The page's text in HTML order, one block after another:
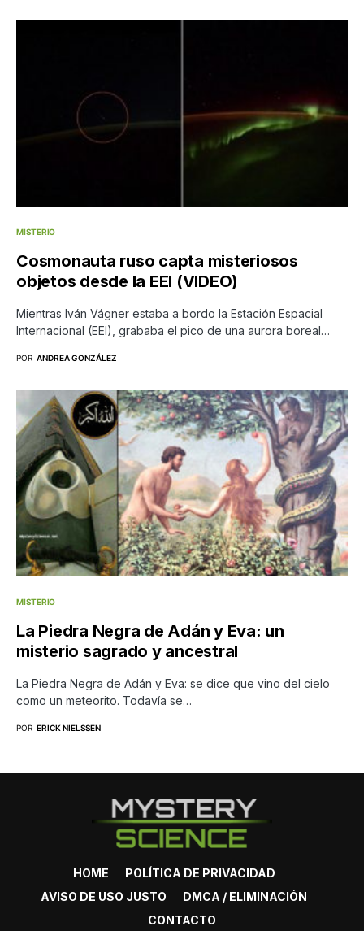
MISTERIO
Cosmonauta ruso capta misteriosos
objetos desde la EEI (VIDEO)
Mientras Iván Vágner estaba a bordo la Estación Espacial
Internacional (EEI), grababa el pico de una aurora boreal…
POR ANDREA GONZÁLEZ
MISTERIO
La Piedra Negra de Adán y Eva: un
misterio sagrado y ancestral
La Piedra Negra de Adán y Eva: se dice que vino del cielo
como un meteorito. Todavía se…
POR ERICK NIELSSEN
HOME
POLÍTICA DE PRIVACIDAD
AVISO DE USO JUSTO
DMCA / ELIMINACIÓN
CONTACTO